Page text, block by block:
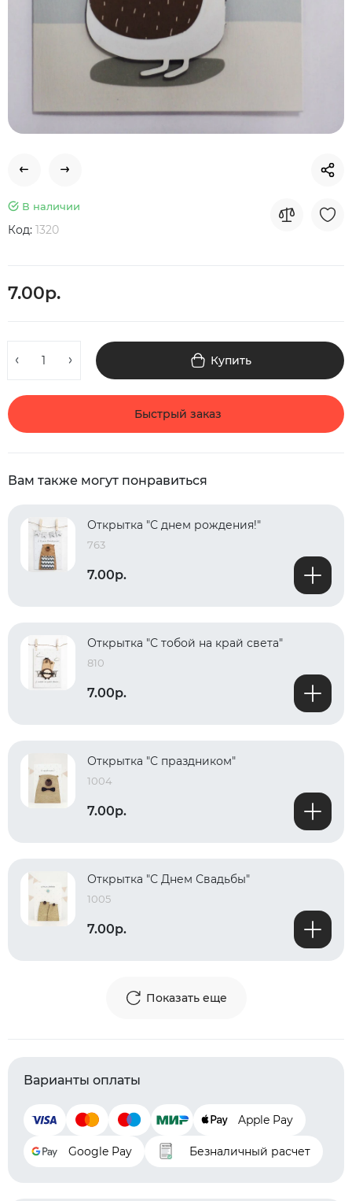
В наличии
Код: 1320
7.00р.
Купить
Быстрый заказ
Вам также могут понравиться
Открытка "С днем рождения!"
763
7.00р.
Открытка "С тобой на край света"
810
7.00р.
Открытка "С праздником"
1004
7.00р.
Открытка "С Днем Свадьбы"
1005
7.00р.
Показать еще
Варианты оплаты
Apple Pay
Google Pay Безналичный расчет